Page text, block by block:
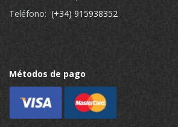
Teléfono: (+34) 915938352
Métodos de pago